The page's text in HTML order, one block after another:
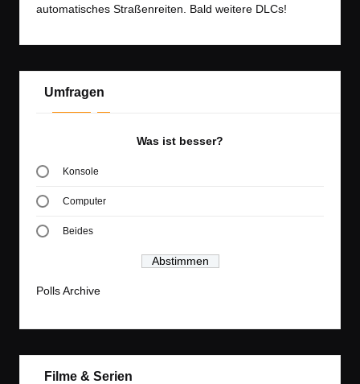
automatisches Straßenreiten. Bald weitere DLCs!
Umfragen
Was ist besser?
Konsole
Computer
Beides
Polls Archive
Filme & Serien